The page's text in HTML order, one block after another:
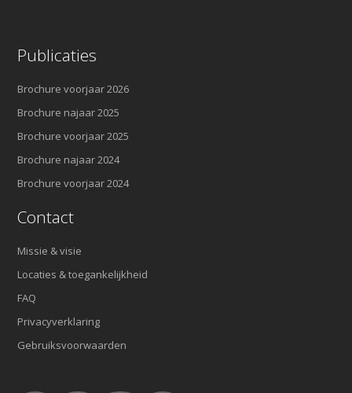
Publicaties
Brochure voorjaar 2026
Brochure najaar 2025
Brochure voorjaar 2025
Brochure najaar 2024
Brochure voorjaar 2024
Contact
Missie & visie
Locaties & toegankelijkheid
FAQ
Privacyverklaring
Gebruiksvoorwaarden